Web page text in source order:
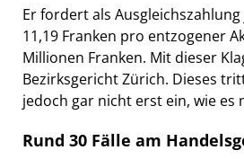
Er fordert als
11,19 Franken pro entzogener
Millionen Franken. Mit dieser
Bezirksgericht Zürich. Dieses
jedoch gar nicht erst ein, wie es
Rund 30 Fälle am